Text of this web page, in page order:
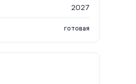
2027
готовая